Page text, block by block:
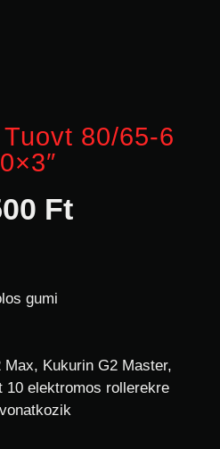
80/65-6
Ft
gumi
Max, Kukurin G2 Master,
10 elektromos rollerekre